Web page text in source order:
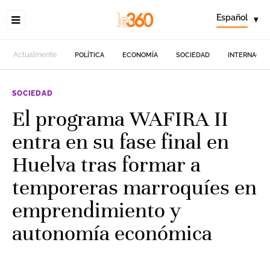
Español ▾
Actualmente POLÍTICA ECONOMÍA SOCIEDAD
SOCIEDAD
El programa WAFIRA II
entra en su fase final en
Huelva tras formar a
temporeras marroquíes en
emprendimiento y
autonomía económica